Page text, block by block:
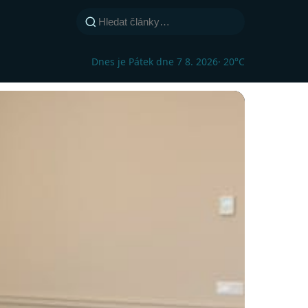
Dnes je Pátek dne 7 8. 2026· 20°C